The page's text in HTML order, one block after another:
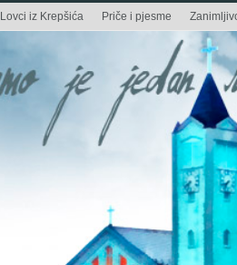
Lovci iz Krepšića Priče i pjesme